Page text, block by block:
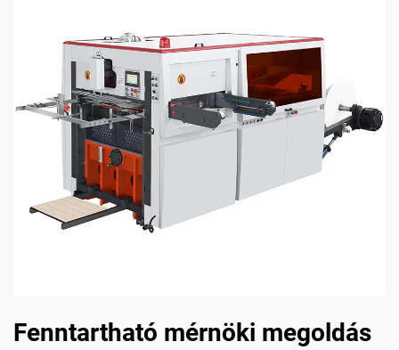
Fenntartható mérnöki megoldás